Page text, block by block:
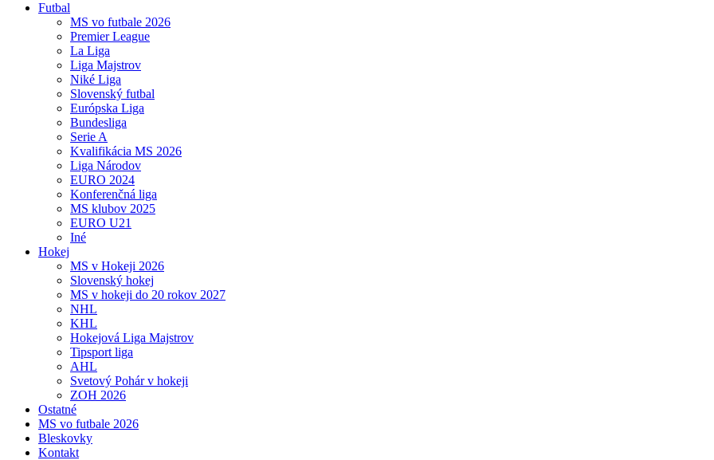
Futbal
MS vo futbale 2026
Premier League
La Liga
Liga Majstrov
Niké Liga
Slovenský futbal
Európska Liga
Bundesliga
Serie A
Kvalifikácia MS 2026
Liga Národov
EURO 2024
Konferenčná liga
MS klubov 2025
EURO U21
Iné
Hokej
MS v Hokeji 2026
Slovenský hokej
MS v hokeji do 20 rokov 2027
NHL
KHL
Hokejová Liga Majstrov
Tipsport liga
AHL
Svetový Pohár v hokeji
ZOH 2026
Ostatné
MS vo futbale 2026
Bleskovky
Kontakt